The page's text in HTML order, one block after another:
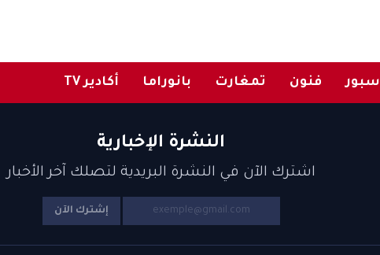
سبور فنون تمغارت بانوراما أكادير TV
النشرة الإخبارية
اشترك الآن في النشرة البريدية لتصلك آخر الأخبار
إشترك الآن